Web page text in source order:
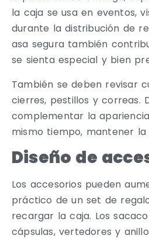
la caja se usa en eventos,
durante la distribución de
asa segura también
se sienta especial y bien
También se deben revisar
cierres, pestillos y correas.
complementar la
mismo tiempo, mantener
Diseño de
Los accesorios pueden
práctico de un set de
recargar la caja. Los
cápsulas, vertedores y